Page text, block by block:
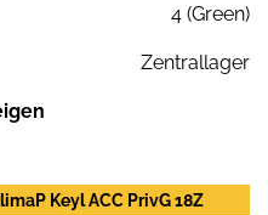
4 (Green)
Zentrallager
Keyl ACC PrivG 18Z